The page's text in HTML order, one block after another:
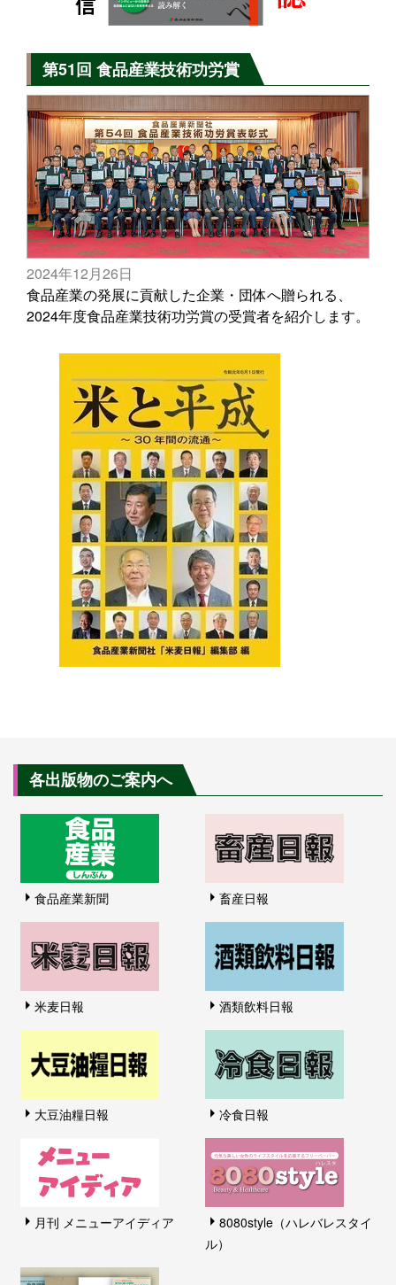
第51回 食品産業技術功労賞
2024年12月26日
食品産業の発展に貢献した企業・団体へ贈られる、
2024年度食品産業技術功労賞の受賞者を紹介します。
各出版物のご案内へ
食品産業新聞 畜産日報
米麦日報 酒類飲料日報
大豆油糧日報 冷食日報
月刊 メニューアイディア
8080style（ハレバレスタイ
ル）